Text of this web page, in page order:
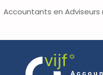
Accountants en